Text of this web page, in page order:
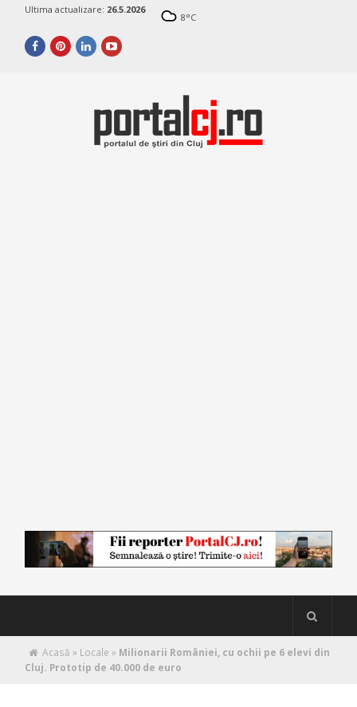
Ultima actualizare: 26.5.2026
8°C
Acasă » Locale » Milionarii României, cu ochii pe 6 elevi din
Cluj. Prototip de 40.000 de euro